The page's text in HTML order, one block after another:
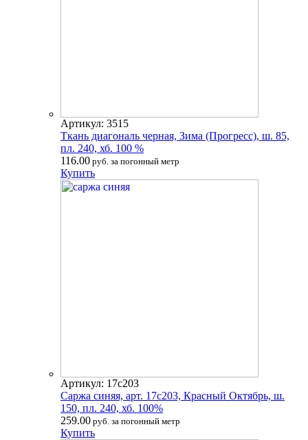
Артикул: 3515
Ткань диагональ черная, Зима (Прогресс), ш. 85,
пл. 240, хб. 100 %
116.00 руб. за погонный метр
Купить
Артикул: 17с203
Саржа синяя, арт. 17с203, Красный Октябрь, ш.
150, пл. 240, хб. 100%
259.00 руб. за погонный метр
Купить